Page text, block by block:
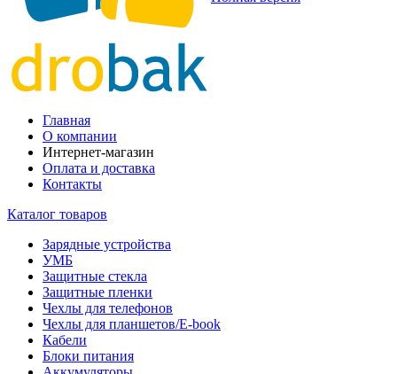
Главная
О компании
Интернет-магазин
Оплата и доставка
Контакты
Каталог товаров
Зарядные устройства
УМБ
Защитные стекла
Защитные пленки
Чехлы для телефонов
Чехлы для планшетов/E-book
Кабели
Блоки питания